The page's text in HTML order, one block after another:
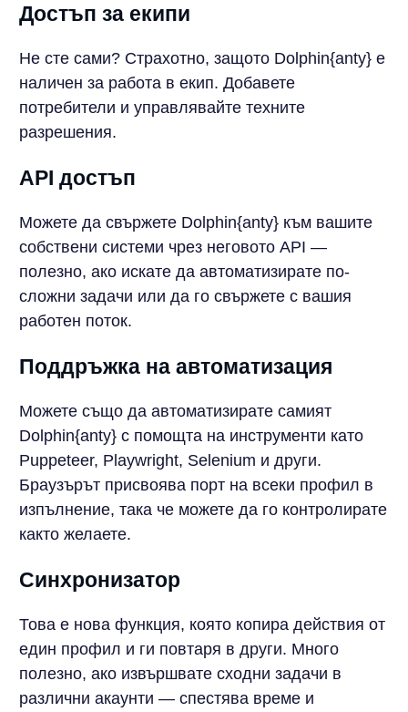
Достъп за екипи
Не сте сами? Страхотно, защото Dolphin{anty} е
наличен за работа в екип. Добавете
потребители и управлявайте техните
разрешения.
API достъп
Можете да свържете Dolphin{anty} към вашите
собствени системи чрез неговото API —
полезно, ако искате да автоматизирате по-
сложни задачи или да го свържете с вашия
работен поток.
Поддръжка на автоматизация
Можете също да автоматизирате самият
Dolphin{anty} с помощта на инструменти като
Puppeteer, Playwright, Selenium и други.
Браузърът присвоява порт на всеки профил в
изпълнение, така че можете да го контролирате
както желаете.
Синхронизатор
Това е нова функция, която копира действия от
един профил и ги повтаря в други. Много
полезно, ако извършвате сходни задачи в
различни акаунти — спестява време и